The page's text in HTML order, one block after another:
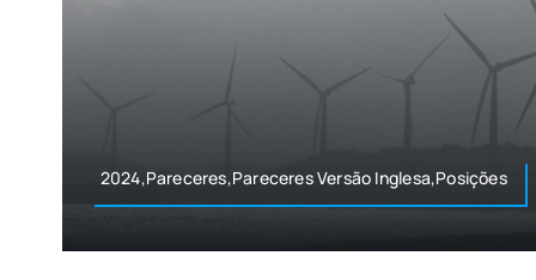
2024,Pareceres,Pareceres Versão Inglesa,Posições